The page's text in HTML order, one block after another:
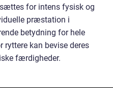
for intens fysisk og
præstation i
betydning for hele
ryttere kan bevise deres
færdigheder.